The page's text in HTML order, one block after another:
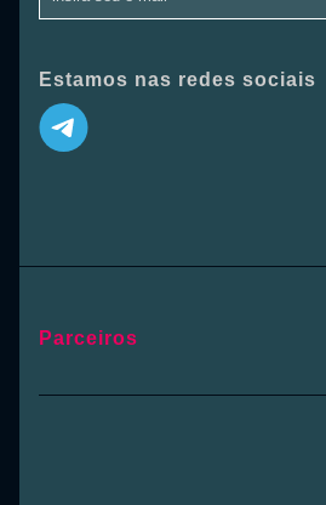
Estamos nas redes sociais
Parceiros